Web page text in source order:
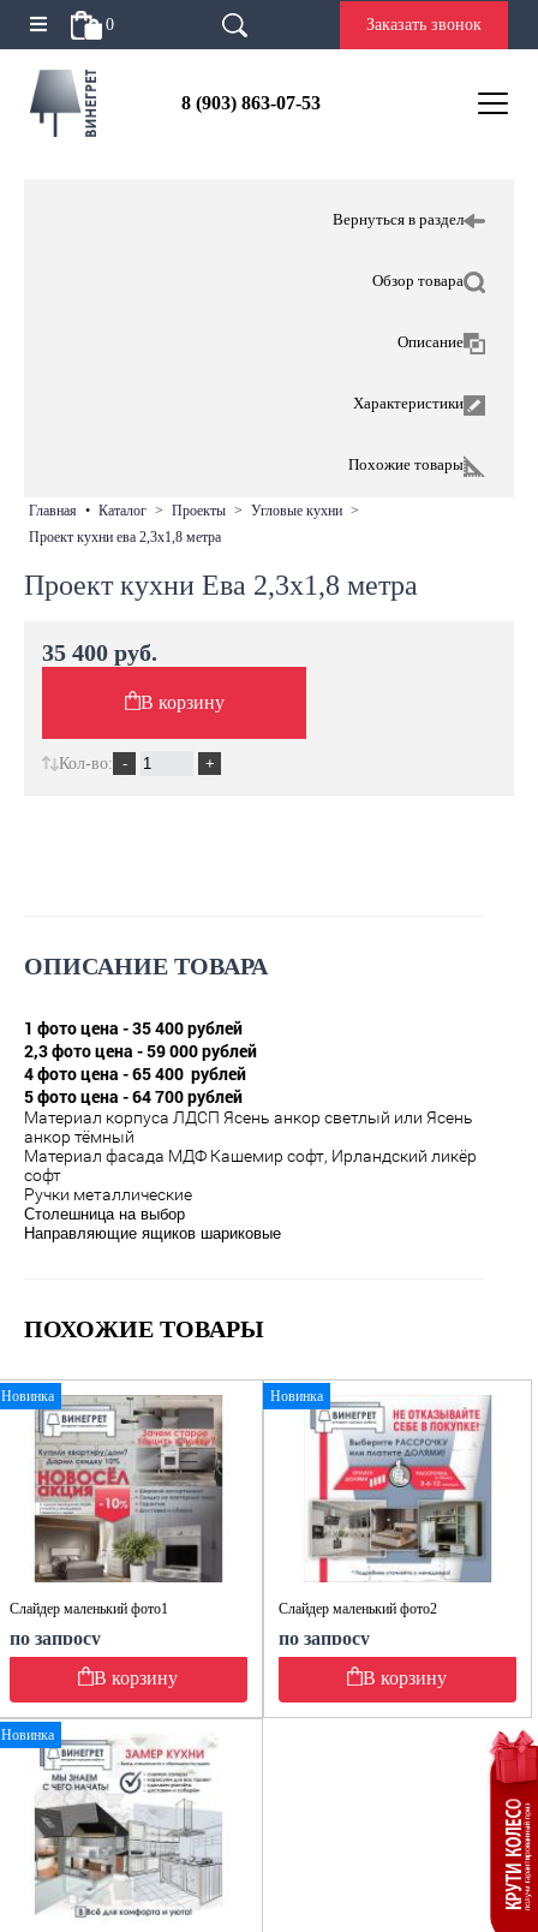
0 Заказать звонок
8 (903) 863-07-53
Вернуться в раздел
Обзор товара
Описание
Характеристики
Похожие товары
главная • каталог > проекты > угловые кухни >
проект кухни ева 2,3х1,8 метра
Проект кухни Ева 2,3х1,8 метра
ОПИСАНИЕ ТОВАРА
1 фото цена - 35 400 рублей
2,3 фото цена - 59 000 рублей
4 фото цена - 65 400 рублей
5 фото цена - 64 700 рублей
Материал корпуса ЛДСП Ясень анкор светлый или Ясень
анкор тёмный
Материал фасада МДФ Кашемир софт, Ирландский ликёр
софт
Ручки металлические
Столешница на выбор
Направляющие ящиков шариковые
ПОХОЖИЕ ТОВАРЫ
Новинка
Слайдер маленький фото1
по запросу
В корзину
Новинка
Слайдер маленький фото2
по запросу
В корзину
Новинка
35 400 руб.
В корзину
Кол-во: